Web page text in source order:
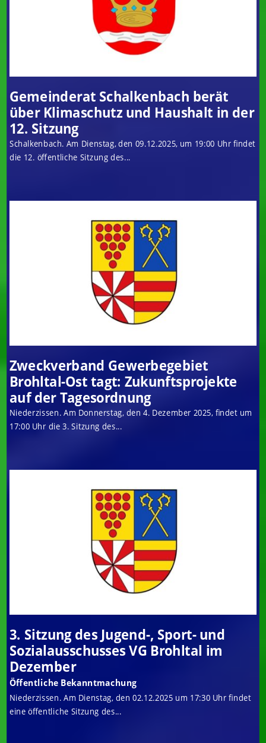
Gemeinderat Schalkenbach berät
über Klimaschutz und Haushalt in der
12. Sitzung
Schalkenbach. Am Dienstag, den 09.12.2025, um 19:00 Uhr findet
die 12. öffentliche Sitzung des...
Zweckverband Gewerbegebiet
Brohltal-Ost tagt: Zukunftsprojekte
auf der Tagesordnung
Niederzissen. Am Donnerstag, den 4. Dezember 2025, findet um
17:00 Uhr die 3. Sitzung des...
3. Sitzung des Jugend-, Sport- und
Sozialausschusses VG Brohltal im
Dezember
Öffentliche Bekanntmachung
Niederzissen. Am Dienstag, den 02.12.2025 um 17:30 Uhr findet
eine öffentliche Sitzung des...